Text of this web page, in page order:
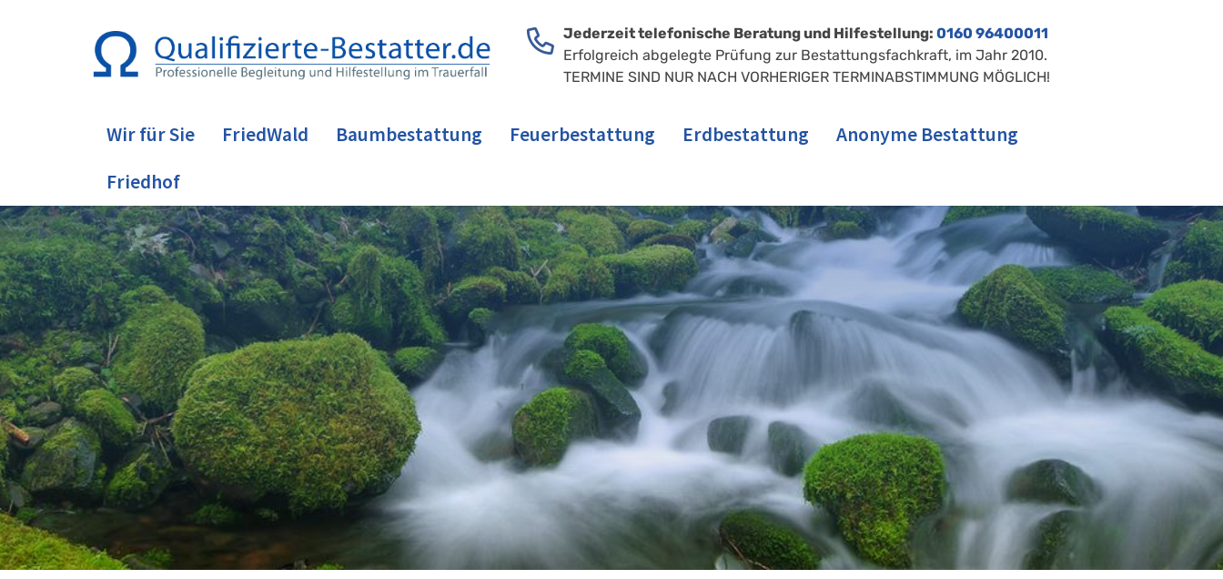
Jederzeit telefonische Beratung und Hilfestellung: 0160 96400011
Erfolgreich abgelegte Prüfung zur Bestattungsfachkraft, im Jahr 2010.
TERMINE SIND NUR NACH VORHERIGER TERMINABSTIMMUNG MÖGLICH!
Wir für Sie FriedWald Baumbestattung Feuerbestattung Erdbestattung
Anonyme Bestattung
Friedhof